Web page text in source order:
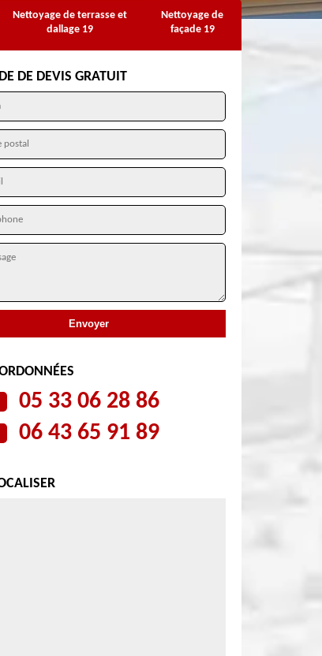
Nettoyage de terrasse et
dallage 19
Nettoyage de
façade 19
DE DEVIS GRATUIT
05 33 06 28 86
06 43 65 91 89